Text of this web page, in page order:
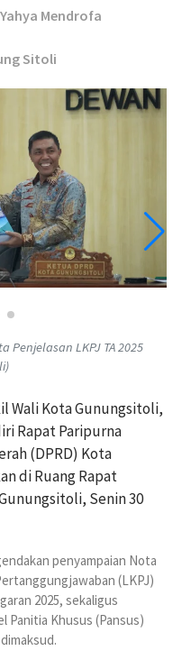
Mendrofa
Sitoli
LKPJ TA 2025
Wali Kota Gunungsitoli,
Rapat Paripurna
(DPRD) Kota
di Ruang Rapat
Senin 30
penyampaian Nota
(LKPJ)
2025, sekaligus
Panitia Khusus (Pansus)